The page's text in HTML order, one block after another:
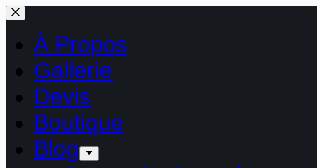
Passer
au
contenuÀ Propos
Gallerie
Devis
Boutique
Blog